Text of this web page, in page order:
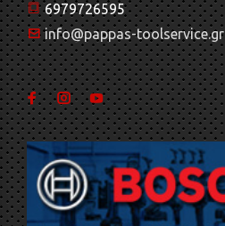
6979726595
info@pappas-toolservice.gr